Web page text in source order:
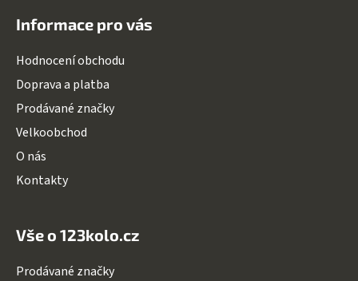
Informace pro vás
Hodnocení obchodu
Doprava a platba
Prodávané značky
Velkoobchod
O nás
Kontakty
Vše o 123kolo.cz
Prodávané značky